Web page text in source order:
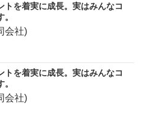
トを着実に成長。実はみんなコ
会社)
トを着実に成長。実はみんなコ
会社)